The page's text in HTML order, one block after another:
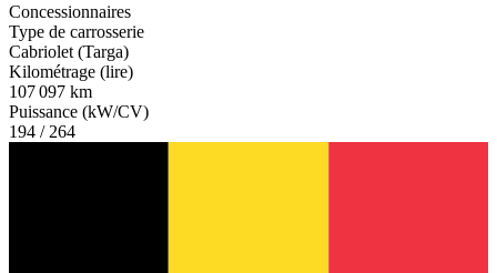
Concessionnaires
Type de carrosserie
Cabriolet (Targa)
Kilométrage (lire)
107 097 km
Puissance (kW/CV)
194 / 264